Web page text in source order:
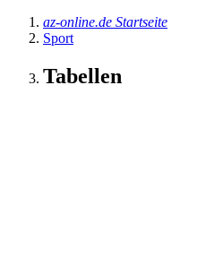
az-online.de Startseite
Sport
Tabellen